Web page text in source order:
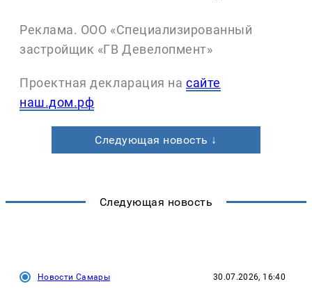
Реклама. ООО «Специализированный
застройщик «ГВ Девелопмент»
Проектная декларация на сайте
наш.дом.рф
Следующая новость ↓
Следующая новость
Новости Самары 30.07.2026, 16:40